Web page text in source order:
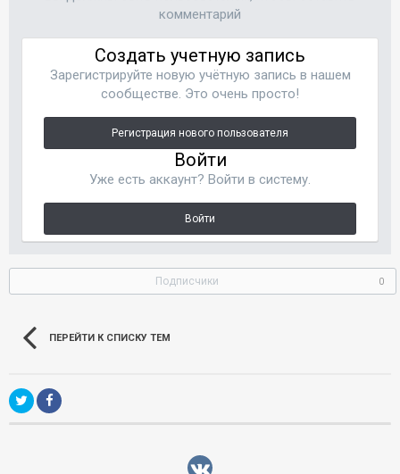
комментарий
Создать учетную запись
Зарегистрируйте новую учётную запись в нашем
сообществе. Это очень просто!
Регистрация нового пользователя
Войти
Уже есть аккаунт? Войти в систему.
Войти
Подписчики 0
ПЕРЕЙТИ К СПИСКУ ТЕМ